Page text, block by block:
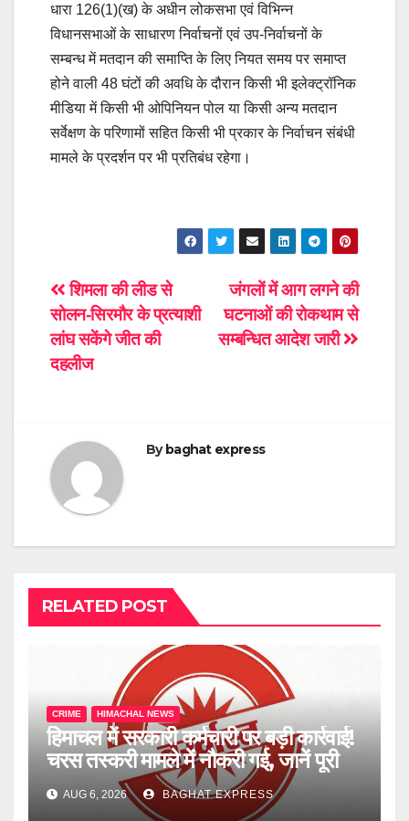
धारा 126(1)(ख) के अधीन लोकसभा एवं विभिन्न
विधानसभाओं के साधारण निर्वाचनों एवं उप-निर्वाचनों के
सम्बन्ध में मतदान की समाप्ति के लिए नियत समय पर समाप्त
होने वाली 48 घंटों की अवधि के दौरान किसी भी इलेक्ट्रॉनिक
मीडिया में किसी भी ओपिनियन पोल या किसी अन्य मतदान
सर्वेक्षण के परिणामों सहित किसी भी प्रकार के निर्वाचन संबंधी
मामले के प्रदर्शन पर भी प्रतिबंध रहेगा।
Post
navigation
जंगलों में आग लगने की
घटनाओं की रोकथाम से
सम्बन्धित आदेश जारी
शिमला की लीड से
सोलन-सिरमौर के प्रत्याशी
लांघ सकेंगे जीत की
दहलीज
Bybaghat express
RELATED POST
CRIME HIMACHAL NEWS
हिमाचल में सरकारी कर्मचारी पर बड़ी कार्रवाई!
चरस तस्करी मामले में नौकरी गई, जानें पूरी
खबरAUG 6, 2026 BAGHAT EXPRESS